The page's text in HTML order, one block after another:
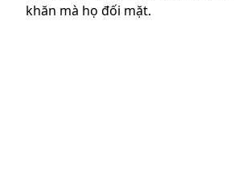
khăn mà họ đối mặt.